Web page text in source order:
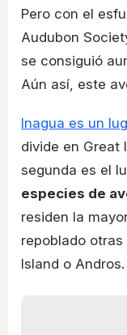
Pero con el
Audubon
se consiguió
Aún así, este
Inagua es un
divide en Great
segunda es el
especies de
residen la
repoblado
Island o Andros.